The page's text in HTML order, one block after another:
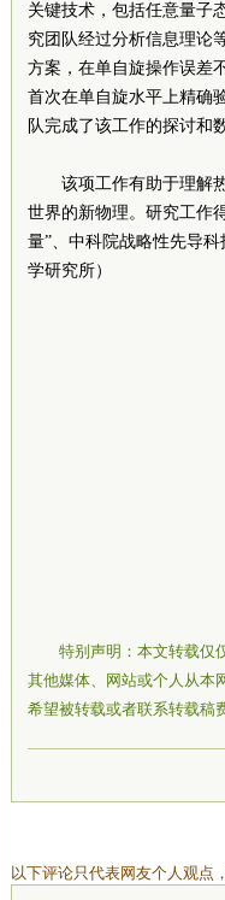
关键技术，包括任意量子
究团队经过分析信息理论
方案，在单自旋操作误差
首次在单自旋水平上精确
队完成了该工作的探讨和
该项工作有助于理解
世界的新物理。研究工作
量”、中科院战略性先导
学研究所）
特别声明：本文转载仅
其他媒体、网站或个人从本
希望被转载或者联系转载稿
以下评论只代表网友个人观点